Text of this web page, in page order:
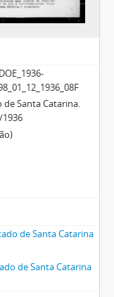
de Santa Catarina.
1936
de Santa Catarina
de Santa Catarina